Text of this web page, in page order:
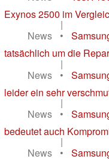
Exynos 2500 im
|
News
•
tatsächlich um die
|
News
•
leider ein sehr
|
News
•
bedeutet auch
|
News
•